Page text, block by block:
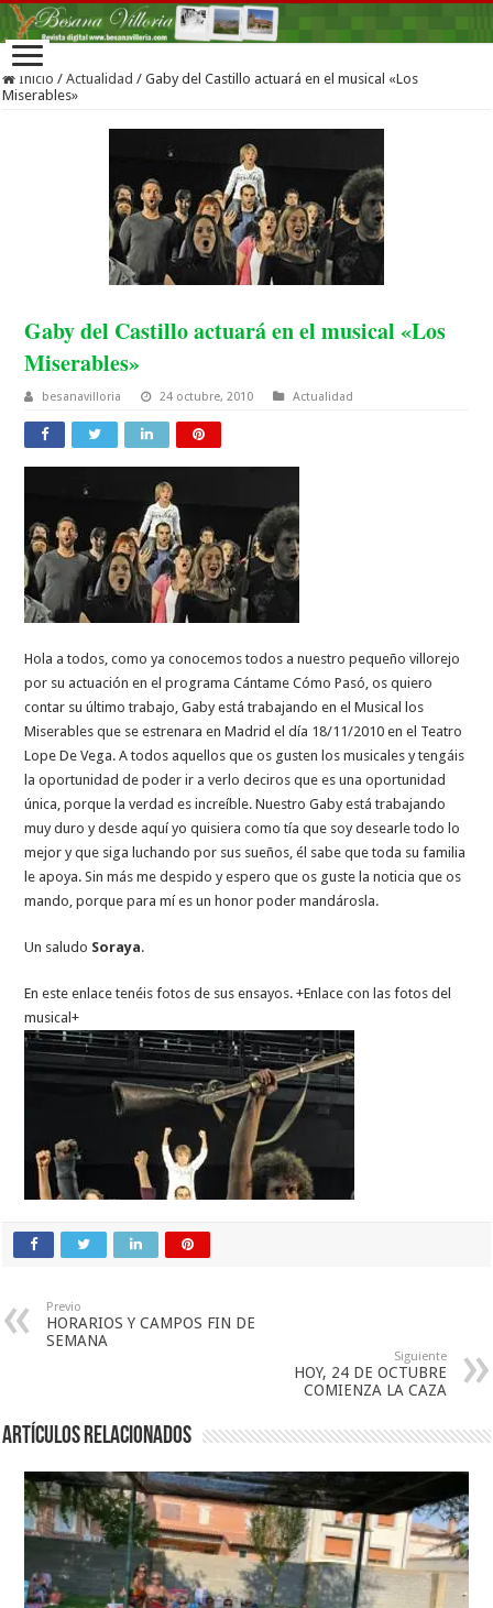
Inicio / Actualidad / Gaby del Castillo actuará en el musical «Los
Miserables»
Gaby del Castillo actuará en el musical «Los
Miserables»
besanavilloria 24 octubre, 2010 Actualidad
Hola a todos, como ya conocemos todos a nuestro pequeño villorejo
por su actuación en el programa Cántame Cómo Pasó, os quiero
contar su último trabajo, Gaby está trabajando en el Musical los
Miserables que se estrenara en Madrid el día 18/11/2010 en el Teatro
Lope De Vega. A todos aquellos que os gusten los musicales y tengáis
la oportunidad de poder ir a verlo deciros que es una oportunidad
única, porque la verdad es increíble. Nuestro Gaby está trabajando
muy duro y desde aquí yo quisiera como tía que soy desearle todo lo
mejor y que siga luchando por sus sueños, él sabe que toda su familia
le apoya. Sin más me despido y espero que os guste la noticia que os
mando, porque para mí es un honor poder mandárosla.
Un saludo Soraya.
En este enlace tenéis fotos de sus ensayos.+Enlace con las fotos del
musical+
Previo
HORARIOS Y CAMPOS FIN DE
SEMANA
Siguiente
HOY, 24 DE OCTUBRE
COMIENZA LA CAZA
Artículos relacionados